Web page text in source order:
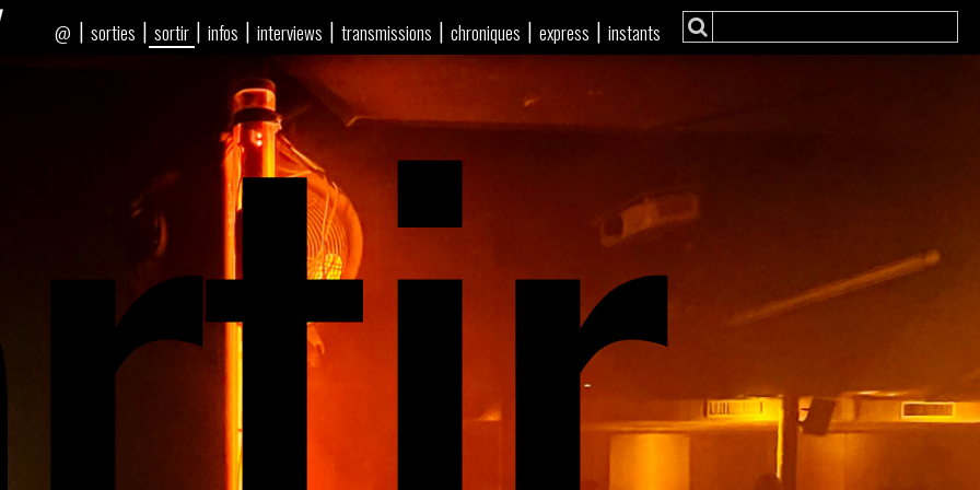
| sorties | sortir | infos | interviews | transmissions | chroniques | express | instants
@